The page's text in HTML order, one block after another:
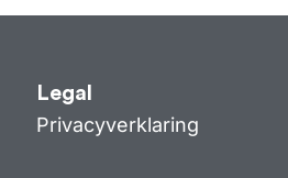
Legal
Privacyverklaring